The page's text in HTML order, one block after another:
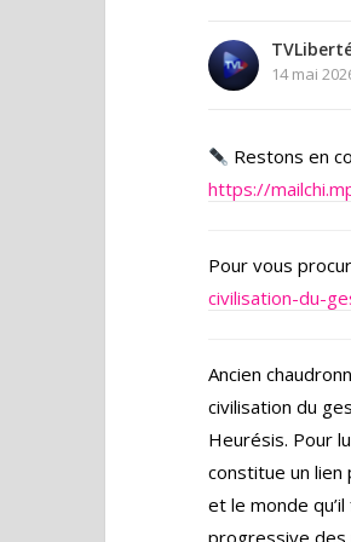
14 mai
Restons en
https://
Pour vous
civilisation-du-
Ancien
civilisation du
Heurésis. Pour
constitue un lien
et le monde
progressive des